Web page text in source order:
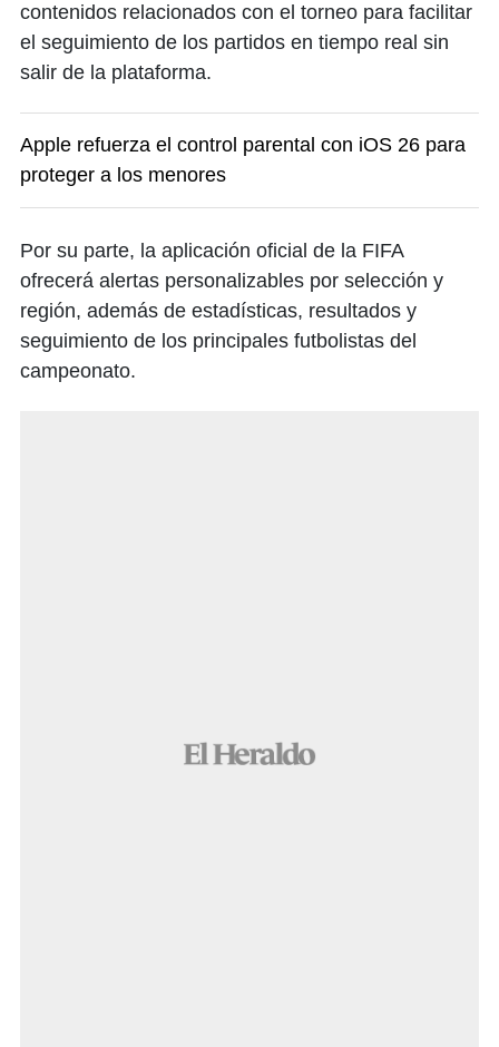
contenidos relacionados con el torneo para facilitar
el seguimiento de los partidos en tiempo real sin
salir de la plataforma.
Apple refuerza el control parental con iOS 26 para
proteger a los menores
Por su parte, la aplicación oficial de la FIFA
ofrecerá alertas personalizables por selección y
región, además de estadísticas, resultados y
seguimiento de los principales futbolistas del
campeonato.